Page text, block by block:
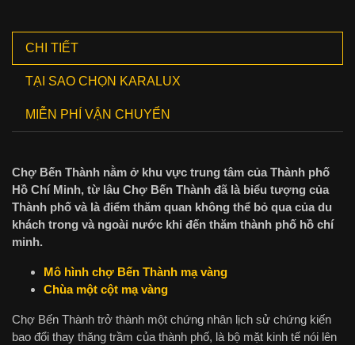
CHI TIẾT
TẠI SAO CHỌN KARALUX
MIỄN PHÍ VẬN CHUYỂN
Chợ Bến Thành nằm ở khu vực trung tâm của Thành phố
Hồ Chí Minh, từ lâu Chợ Bến Thành đã là biểu tượng của
Thành phố và là điểm thăm quan không thể bỏ qua của du
khách trong và ngoài nước khi đến thăm thành phố hồ chí
minh.
Mô hình chợ Bến Thành mạ vàng
Chùa một cột mạ vàng
Chợ Bến Thành trở thành một chứng nhân lịch sử chứng kiến
bao đổi thay thăng trầm của thành phố, là bộ mặt kinh tế nói lên